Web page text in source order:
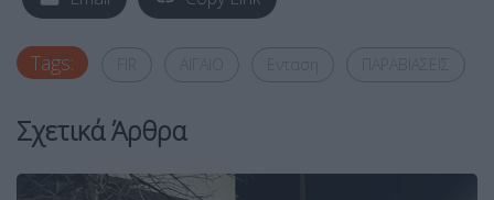
Tags:
Σχετικά Άρθρα